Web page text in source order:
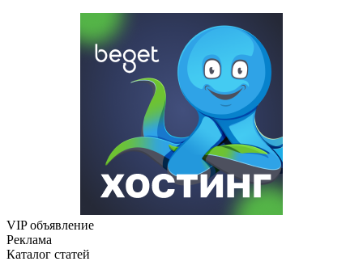
VIP объявление
Реклама
Каталог статей